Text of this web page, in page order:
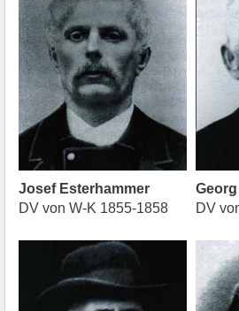
Josef Esterhammer
DV von W-K 1855-1858
DV